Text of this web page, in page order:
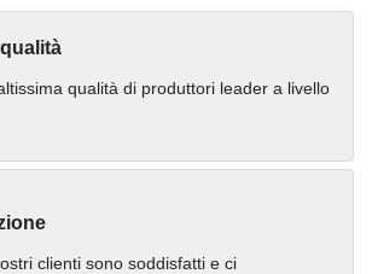
qualità di produttori leader a livello
clienti sono soddisfatti e ci